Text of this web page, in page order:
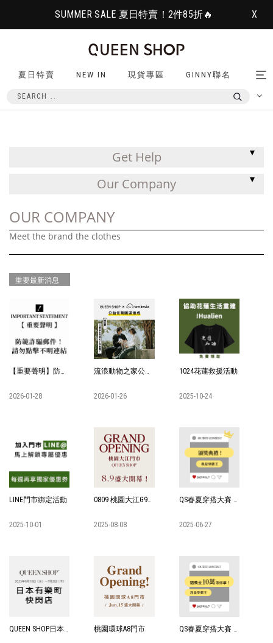
SUMMER SALE 夏日特賣！2件85折🔥 X
夏日特賣 NEW IN 現貨專區 GINNY聯名
Get Help
Our Company
OUR COMPANY
Meet the brand the clothes
重要最新消息
【重要聲明】防範詐騙郵件！請勿點擊不明連結
2026-01-28
流浪動物之家公益合作-Tombonia聯名捐贈
2026-01-26
1024花蓮救援活動
2025-10-24
LINE門市綁定活動
2025-10-01
0809 桃園大江G9門市
2025-08-08
QS春夏穿搭大賽 VOL.7 頒獎典禮
2025-06-27
桃園環球A8門市